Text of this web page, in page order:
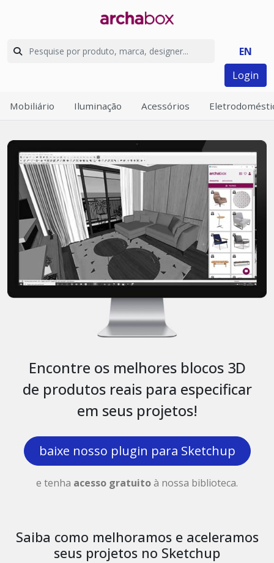
EN
Login
Mobiliário Iluminação Acessórios
Encontre os melhores blocos 3D
de produtos reais para especificar
em seus projetos!
baixe nosso plugin para Sketchup
e tenha acesso gratuitoà nossa biblioteca.
Saiba como melhoramos e aceleramos
seus projetos no Sketchup